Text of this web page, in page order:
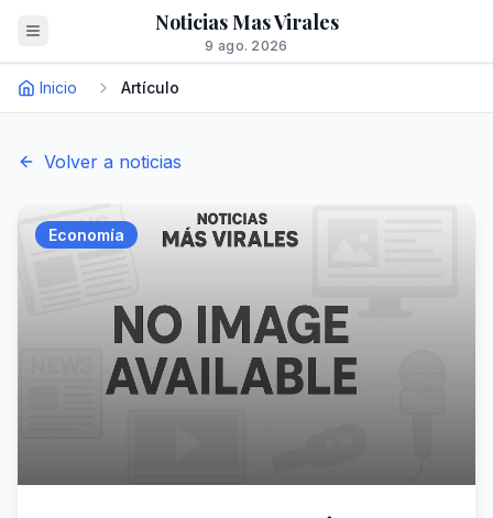
Noticias Mas Virales
9 ago. 2026
Inicio Artículo
Volver a noticias
Economía